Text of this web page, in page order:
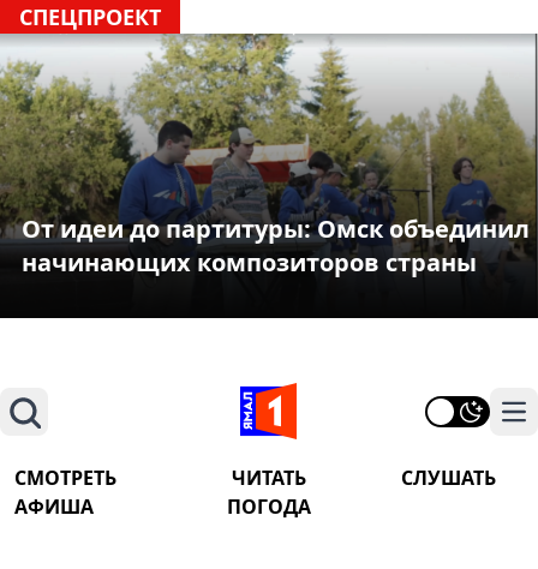
СПЕЦПРОЕКТ
От идеи до партитуры: Омск объединил
начинающих композиторов страны
Поиск
СМОТРЕТЬ ЧИТАТЬ
СЛУШАТЬ
АФИША
ПОГОДА